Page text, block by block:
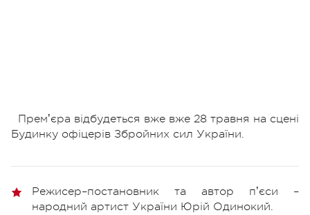
Премʼєра відбудеться вже вже 28 травня на сцені
Будинку офіцерів Збройних сил України.
Режисер–постановник та автор пʼєси –
народний артист України Юрій Одинокий.